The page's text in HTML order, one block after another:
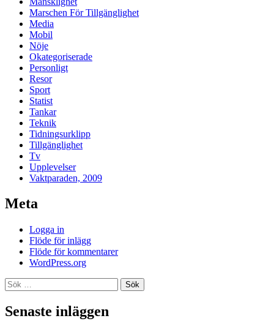
Marschen För Tillgänglighet
Media
Mobil
Nöje
Okategoriserade
Personligt
Resor
Sport
Statist
Tankar
Teknik
Tidningsurklipp
Tillgänglighet
Tv
Upplevelser
Vaktparaden, 2009
Meta
Logga in
Flöde för inlägg
Flöde för kommentarer
WordPress.org
Sök
efter:
Senaste inläggen